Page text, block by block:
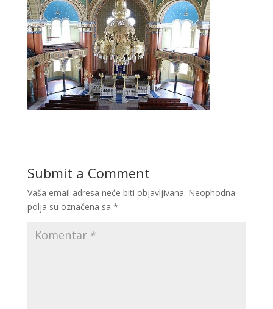
Submit a Comment
Vaša email adresa neće biti objavljivana. Neophodna
polja su označena sa *